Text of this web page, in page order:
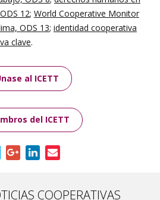
12; World Cooperative Monitor
ODS 13; identidad cooperativa
clave.
al ICETT
del ICETT
COOPERATIVAS